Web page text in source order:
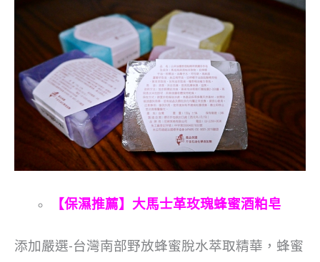
【保濕推薦】大馬士革玫瑰蜂蜜酒粕皂
添加嚴選-台灣南部野放蜂蜜脫水萃取精華，蜂蜜